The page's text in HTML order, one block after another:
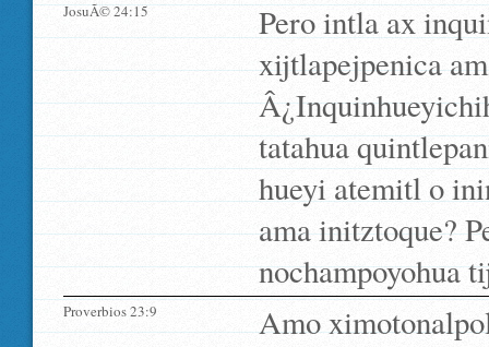
JosuÃ© 24:15
Pero intla ax
xijtlapejpenica
tatahua
hueyi atemitl o
ama initztoque?
nochampoyohua
Proverbios 23:9
Amo